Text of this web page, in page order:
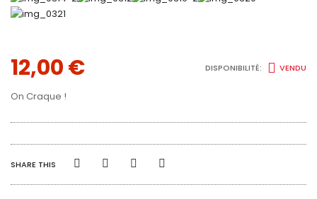
12,00€ DISPONIBILITÉ: VENDU
On Craque !
SHARE THIS